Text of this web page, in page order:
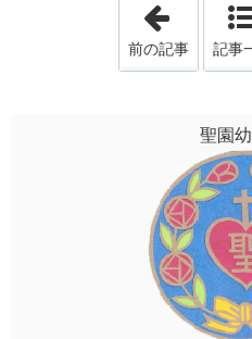
前の記事 記事
聖園